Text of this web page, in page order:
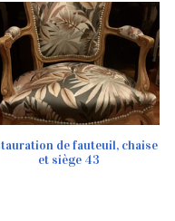
de fauteuil, chaise
et siège 43